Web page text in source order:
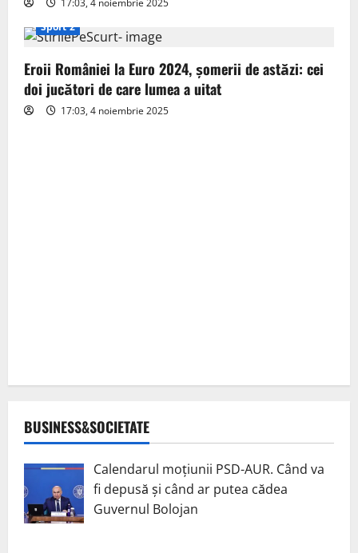
n
17:03, 4 noiembrie 2025
Sport 2
Eroii României la Euro 2024, șomerii de astăzi: cei
doi jucători de care lumea a uitat
17:03, 4 noiembrie 2025
BUSINESS&SOCIETATE
Calendarul moțiunii PSD-AUR. Când va
fi depusă și când ar putea cădea
Guvernul Bolojan